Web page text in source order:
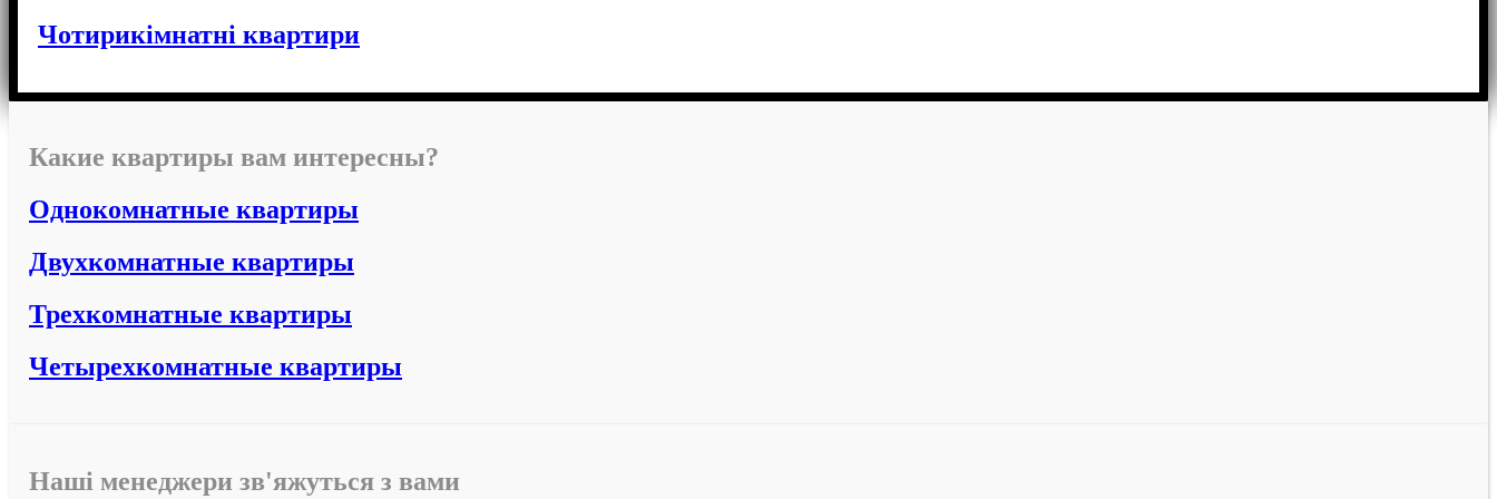
Чотирикімнатні квартири
Какие квартиры вам интересны?
Однокомнатные квартиры
Двухкомнатные квартиры
Трехкомнатные квартиры
Четырехкомнатные квартиры
Наші менеджери зв'яжуться з вами